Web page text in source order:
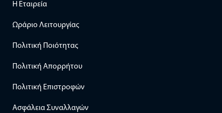
Η Εταιρεία
Ωράριο Λειτουργίας
Πολιτική Ποιότητας
Πολιτική Απορρήτου
Πολιτική Επιστροφών
Ασφάλεια Συναλλαγών